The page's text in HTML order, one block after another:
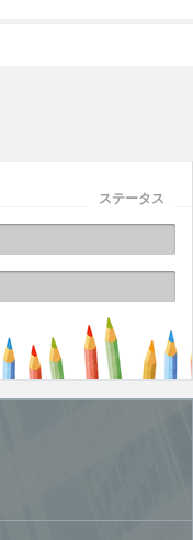
ステータス